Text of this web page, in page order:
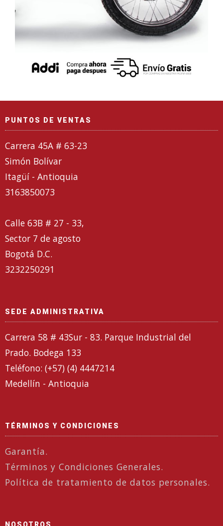
PUNTOS DE VENTAS
Carrera 45A # 63-23
Simón Bolívar
Itagüí - Antioquia
3163850073
Calle 63B # 27 - 33,
Sector 7 de agosto
Bogotá D.C.
3232250291
SEDE ADMINISTRATIVA
Carrera 58 # 43Sur - 83. Parque Industrial del
Prado. Bodega 133
Teléfono: (+57) (4) 4447214
Medellín - Antioquia
TÉRMINOS Y CONDICIONES
Garantía.
Términos y Condiciones Generales.
Política de tratamiento de datos personales.